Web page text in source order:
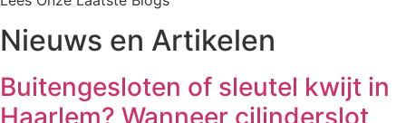
Nieuws en Artikelen
Buitengesloten of sleutel kwijt in
Haarlem? Wanneer cilinderslot